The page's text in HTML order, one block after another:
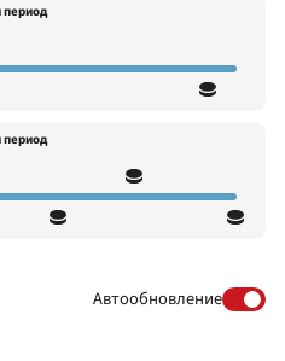
период
период
Автообновление